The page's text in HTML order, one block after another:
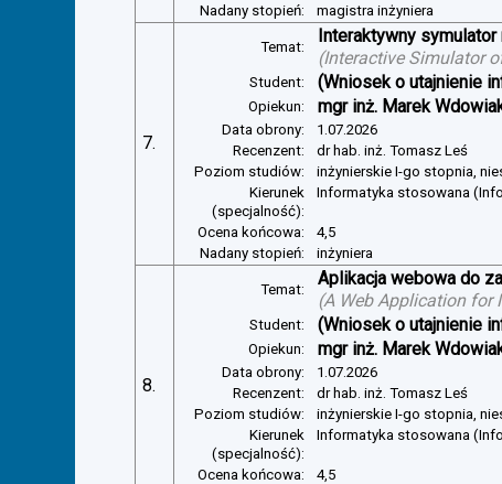
Nadany stopień:
magistra inżyniera
7.
Temat:
Interaktywny
(Interactive Simulator
Student: (Wniosek o utajnienie
Opiekun: mgr inż. Marek
Data obrony:
1.07.2026
Recenzent:
dr hab. inż. Tomasz Leś
Poziom studiów:
inżynierskie I-go stopnia,
Kierunek
(specjalność):
Informatyka stosowana
Ocena końcowa:
4,5
Nadany stopień:
inżyniera
8.
Temat:
Aplikacja webowa do
(A Web Application for
Student: (Wniosek o utajnienie
Opiekun: mgr inż. Marek
Data obrony:
1.07.2026
Recenzent:
dr hab. inż. Tomasz Leś
Poziom studiów:
inżynierskie I-go stopnia,
Kierunek
(specjalność):
Informatyka stosowana
Ocena końcowa:
4,5